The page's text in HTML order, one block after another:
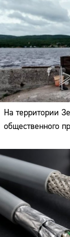
На территории
общественного